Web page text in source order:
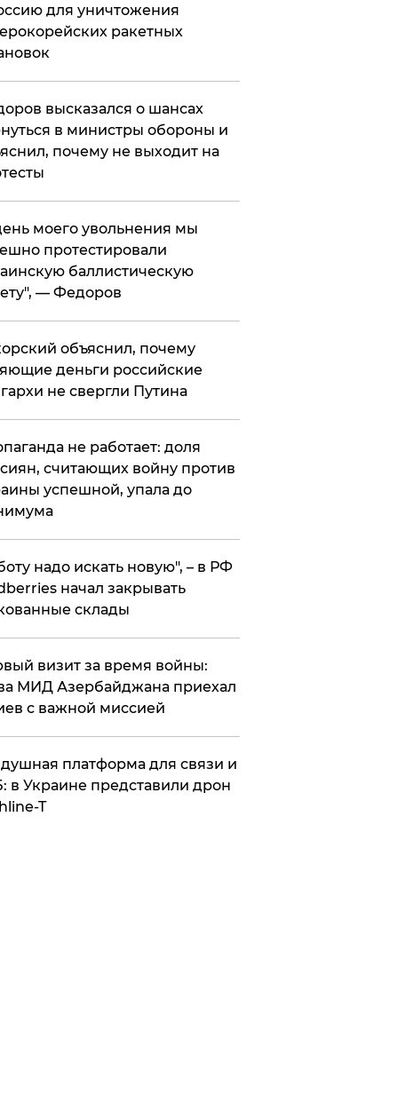
для уничтожения
ракетных
высказался о шансах
в министры обороны и
почему не выходит на
моего увольнения мы
протестировали
баллистическую
— Федоров
объяснил, почему
деньги российские
не свергли Путина
не работает: доля
считающих войну против
успешной, упала до
надо искать новую", – в РФ
начал закрывать
склады
визит за время войны:
МИД Азербайджана приехал
с важной миссией
платформа для связи и
в Украине представили дрон
T